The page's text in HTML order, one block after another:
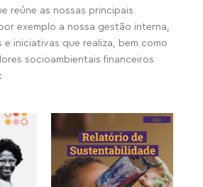
reúne as nossas principais
exemplo a nossa gestão interna,
iniciativas que realiza, bem como
socioambientais financeiros